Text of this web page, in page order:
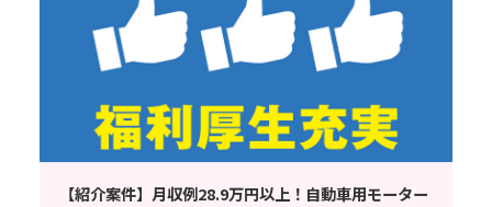
【紹介案件】月収例28.9万円以上！自動車用モーター